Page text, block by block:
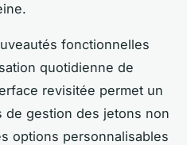
fonctionnelles
quotidienne de
revisitée permet un
de gestion des jetons non
options personnalisables